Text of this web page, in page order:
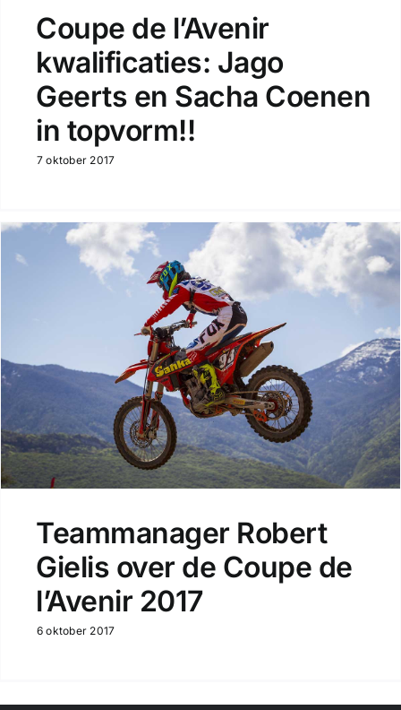
Coupe de l’Avenir
kwalificaties: Jago
Geerts en Sacha Coenen
in topvorm!!
7 oktober 2017
Teammanager Robert
Gielis over de Coupe de
l’Avenir 2017
6 oktober 2017